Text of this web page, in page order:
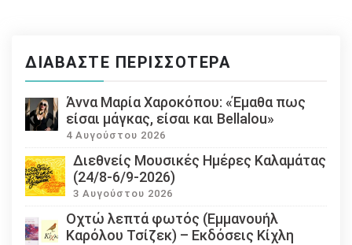
ΔΙΑΒΆΣΤΕ ΠΕΡΙΣΣΌΤΕΡΑ
Άννα Μαρία Χαροκόπου: «Έμαθα πως
είσαι μάγκας, είσαι και Bellalou»
4 Αυγούστου 2026
Διεθνείς Μουσικές Ημέρες Καλαμάτας
(24/8-6/9-2026)
3 Αυγούστου 2026
Οχτώ λεπτά φωτός (Εμμανουήλ
Καρόλου Τσίζεκ) – Εκδόσεις Κίχλη